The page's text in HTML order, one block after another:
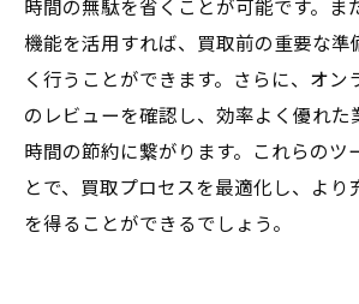
時間の無駄を省くことが可能です。ま
機能を活用すれば、買取前の重要な準
く行うことができます。さらに、オン
のレビューを確認し、効率よく優れた
時間の節約に繋がります。これらのツ
とで、買取プロセスを最適化し、より
を得ることができるでしょう。